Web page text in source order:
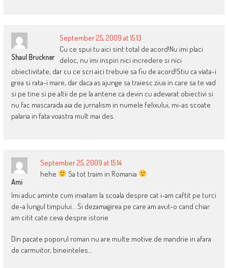
Shaul Bruckner
September 25, 2009 at 15:13
Cu ce spui tu aici sint total de acord!Nu imi placi
deloc, nu imi inspiri nici incredere si nici
obiectivitate, dar cu ce scri aici trebuie sa fiu de acord!Stiu ca viata-i
grea si rata-i mare, dar daca as ajunge sa traiesc ziua in care sa te vad
si pe tine si pe altii de pe la antene ca devin cu adevarat obiectivi si
nu fac mascarada aia de jurnalism in numele felixului, mi-as scoate
palaria in fata voastra mult mai des.
Ami
September 25, 2009 at 15:14
hehe
Sa tot traim in Romania
Imi aduc aminte cum invatam la scoala despre cat i-am caftit pe turci
de-a lungul timpului… Si dezamagirea pe care am avut-o cand chiar
am citit cate ceva despre istorie
Din pacate poporul roman nu are multe motive de mandrie in afara
de carmuitor, bineinteles…